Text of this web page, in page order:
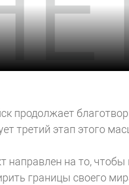
продолжает
третий этап этого
направлен на то,
границы своего